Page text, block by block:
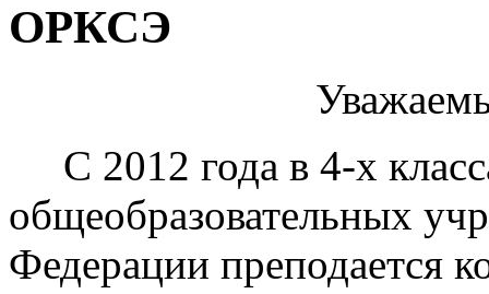
общеобразовательных
Федерации преподается
«Основы религиозных
Ваш ребёнок в настоящее
вскоре Вам предстоит